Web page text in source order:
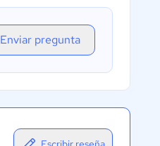
Enviar pregunta